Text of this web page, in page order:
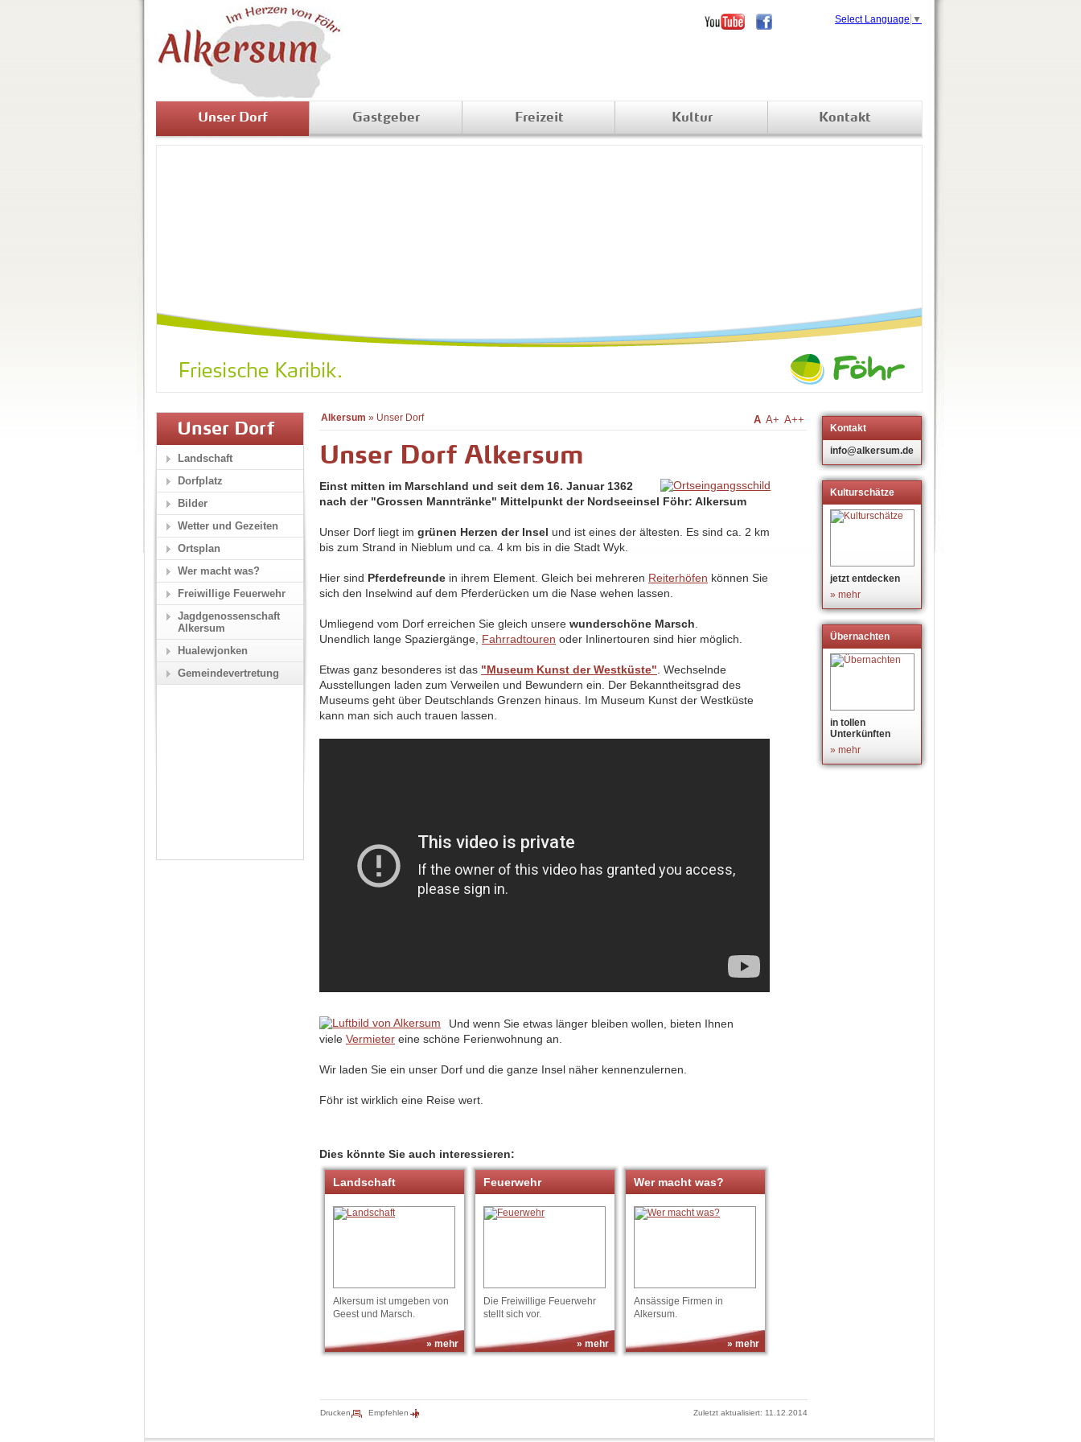
Unser Dorf Gastgeber Freizeit Kultur Kontakt
Alkersum » Unser Dorf A A+ A++
Unser Dorf Alkersum
Einst mitten im Marschland und seit dem 16. Januar 1362
nach der "Grossen Manntränke" Mittelpunkt der Nordseeinsel Föhr: Alkersum
Unser Dorf liegt im grünen Herzen der Insel und ist eines der ältesten. Es sind ca. 2 km
bis zum Strand in Nieblum und ca. 4 km bis in die Stadt Wyk.
Hier sind Pferdefreunde in ihrem Element. Gleich bei mehreren Reiterhöfen können Sie
sich den Inselwind auf dem Pferderücken um die Nase wehen lassen.
Umliegend vom Dorf erreichen Sie gleich unsere wunderschöne Marsch
Unendlich lange Spaziergänge, Fahrradtouren oder Inlinertouren sind hier möglich.
Etwas ganz besonderes ist das "Museum Kunst der Westküste" . Wechselnde
Ausstellungen laden zum Verweilen und Bewundern ein. Der Bekanntheitsgrad des
Museums geht über Deutschlands Grenzen hinaus. Im Museum Kunst der Westküste
kann man sich auch trauen lassen.
Und wenn Sie etwas länger bleiben wollen, bieten Ihnen
viele Vermieter eine schöne Ferienwohnung an.
Wir laden Sie ein unser Dorf und die ganze Insel näher kennenzulernen.
Föhr ist wirklich eine Reise wert.
Dies könnte Sie auch interessieren:
Landschaft
Alkersum ist umgeben von
Geest und Marsch.
» mehr
Feuerwehr
Die Freiwillige Feuerwehr
stellt sich vor.
» mehr
Wer macht was?
Ansässige Firmen in
Alkersum.
» mehr
Kontakt
info@alkersum.de
Kulturschätze
jetzt entdecken
» mehr
Übernachten
in tollen
Unterkünften
» mehr
Unser Dorf
Landschaft
Dorfplatz
Bilder
Wetter und Gezeiten
Ortsplan
Wer macht was?
Freiwillige Feuerwehr
Jagdgenossenschaft
Alkersum
Hualewjonken
Gemeindevertretung
Select Language ▼
Drucken Empfehlen Zuletzt aktualisiert: 11.12.2014